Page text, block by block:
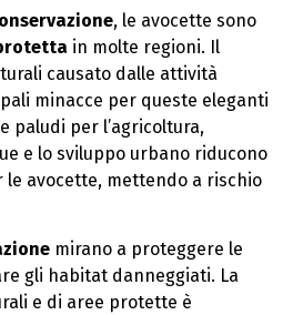
, le avocette sono
in molte regioni. Il
causato dalle attività
minacce per queste eleganti
paludi per l’agricoltura,
e lo sviluppo urbano riducono
avocette, mettendo a rischio
mirano a proteggere le
gli habitat danneggiati. La
e di aree protette è